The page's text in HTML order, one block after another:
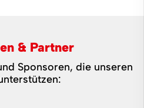
& Partner
Sponsoren, die unseren